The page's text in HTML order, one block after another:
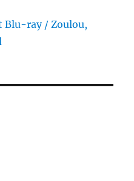
Blu-ray / Zoulou,